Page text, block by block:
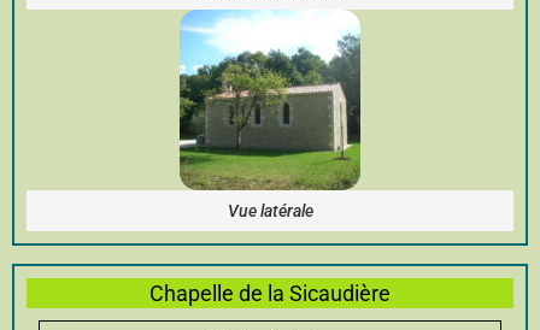
Vue latérale
Chapelle de la Sicaudière